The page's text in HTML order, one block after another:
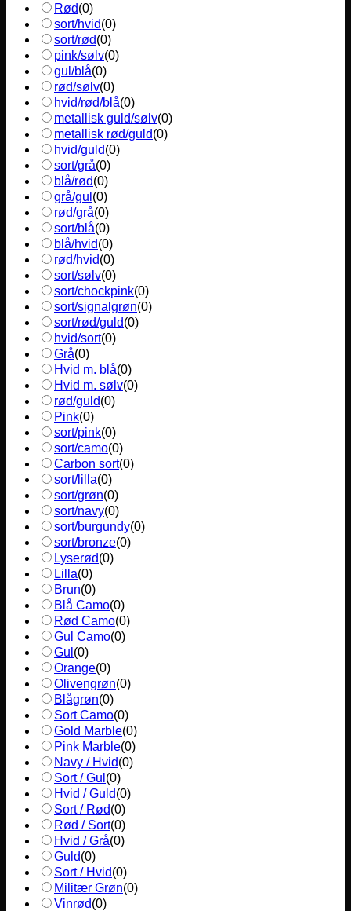
Rød(0)
sort/hvid(0)
sort/rød(0)
pink/sølv(0)
gul/blå(0)
rød/sølv(0)
hvid/rød/blå(0)
metallisk guld/sølv(0)
metallisk rød/guld(0)
hvid/guld(0)
sort/grå(0)
blå/rød(0)
grå/gul (0)
rød/grå(0)
sort/blå(0)
blå/hvid(0)
rød/hvid(0)
sort/sølv(0)
sort/chockpink(0)
sort/signalgrøn(0)
sort/rød/guld(0)
hvid/sort(0)
Grå(0)
Hvid m. blå(0)
Hvid m. sølv(0)
rød/guld(0)
Pink(0)
sort/pink(0)
sort/camo(0)
Carbon sort(0)
sort/lilla(0)
sort/grøn(0)
sort/navy(0)
sort/burgundy(0)
sort/bronze(0)
Lyserød(0)
Lilla(0)
Brun(0)
Blå Camo(0)
Rød Camo(0)
Gul Camo(0)
Gul (0)
Orange(0)
Olivengrøn(0)
Blågrøn(0)
Sort Camo(0)
Gold Marble(0)
Pink Marble(0)
Navy / Hvid(0)
Sort / Gul (0)
Hvid / Guld(0)
Sort / Rød(0)
Rød / Sort(0)
Hvid / Grå(0)
Guld(0)
Sort / Hvid(0)
Militær Grøn(0)
Vinrød(0)